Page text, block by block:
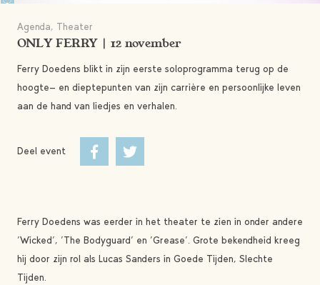
Agenda, Theater
ONLY FERRY | 12 november
Ferry Doedens blikt in zijn eerste soloprogramma terug op de
hoogte- en dieptepunten van zijn carrière en persoonlijke leven
aan de hand van liedjes en verhalen.
Deel event
Ferry Doedens was eerder in het theater te zien in onder andere
‘Wicked’, ‘The Bodyguard’ en ‘Grease’. Grote bekendheid kreeg
hij door zijn rol als Lucas Sanders in Goede Tijden, Slechte
Tijden.